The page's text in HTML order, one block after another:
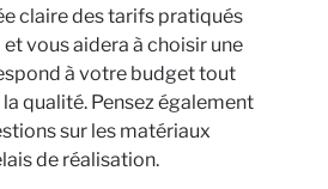
claire des tarifs pratiqués
vous aidera à choisir une
à votre budget tout
qualité. Pensez également
sur les matériaux
de réalisation.